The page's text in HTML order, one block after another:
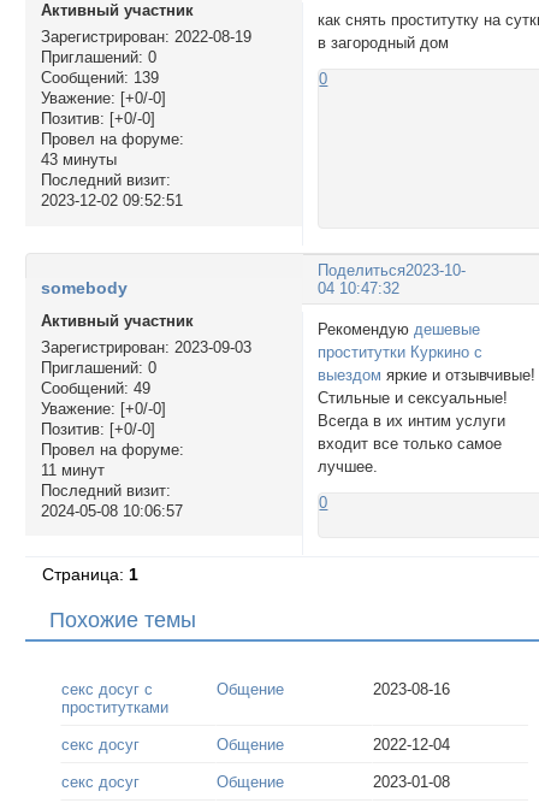
Активный участник
Зарегистрирован: 2022-08-19
Приглашений: 0
Сообщений: 139
Уважение: [+0/-0]
Позитив: [+0/-0]
Провел на форуме:
43 минуты
Последний визит:
2023-12-02 09:52:51
как снять проститутку на
в загородный дом
0
Поделиться2023-10-
04 10:47:32
somebody
Активный участник
Зарегистрирован: 2023-09-03
Приглашений: 0
Сообщений: 49
Уважение: [+0/-0]
Позитив: [+0/-0]
Провел на форуме:
11 минут
Последний визит:
2024-05-08 10:06:57
Рекомендуюдешевые
проститутки Куркино с
выездом яркие и отзывчивые!
Стильные и сексуальные!
Всегда в их интим услуги
входит все только самое
лучшее.
0
Страница: 1
Похожие темы
секс досуг c
проститутками
Общение 2023-08-16
секс досуг Общение 2022-12-04
секс досуг Общение 2023-01-08